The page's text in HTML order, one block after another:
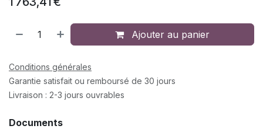
Ajouter au panier
Conditions générales
Garantie satisfait ou remboursé de 30 jours
Livraison : 2-3 jours ouvrables
Documents